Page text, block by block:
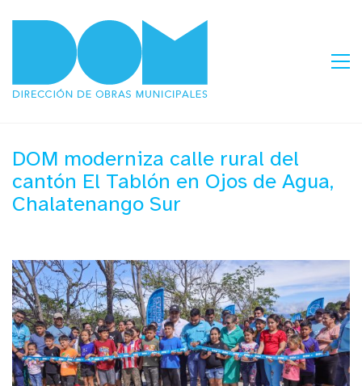
DOM moderniza calle rural del
cantón El Tablón en Ojos de Agua,
Chalatenango Sur